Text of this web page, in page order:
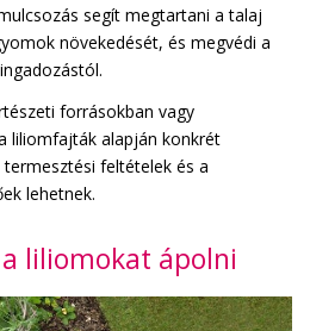
segít megtartani a talaj
növekedését, és megvédi a
forrásokban vagy
liliomfajták alapján konkrét
feltételek és a
lehetnek.
liliomokat ápolni